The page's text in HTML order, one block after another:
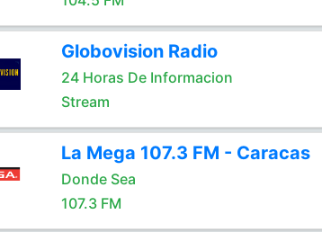
Globovision Radio
24 Horas De Informacion
Stream
La Mega 107.3 FM - Caracas
Donde Sea
107.3 FM